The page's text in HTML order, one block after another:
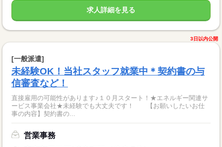
求人詳細を見る
3日以内公開
[一般派遣]
未経験OK！当社スタッフ就業中＊契約書の与
信審査など！
直接雇用の可能性があります♪１０月スタート！★エネルギー関連サ
ービス事業会社★未経験でも大丈夫です！ 【お願いしたいお仕
事の内容】契約書の...
営業事務